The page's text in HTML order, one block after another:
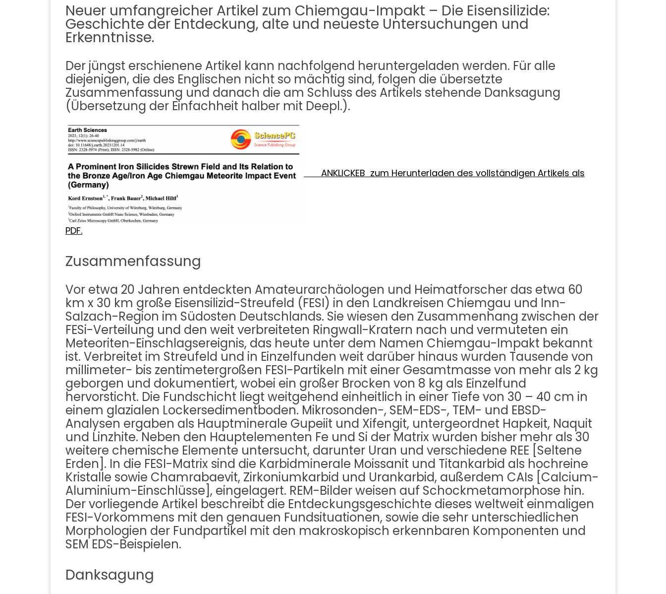
Neuer umfangreicher Artikel zum Chiemgau-Impakt – Die Eisensilizide:
Geschichte der Entdeckung, alte und neueste Untersuchungen und
Erkenntnisse.
Der jüngst erschienene Artikel kann nachfolgend heruntergeladen werden. Für alle
diejenigen, die des Englischen nicht so mächtig sind, folgen die übersetzte
Zusammenfassung und danach die am Schluss des Artikels stehende Danksagung
(Übersetzung der Einfachheit halber mit Deepl.).
ANKLICKEB zum Herunterladen des vollständigen Artikels als
PDF.
Zusammenfassung
Vor etwa 20 Jahren entdeckten Amateurarchäologen und Heimatforscher das etwa 60
km x 30 km große Eisensilizid-Streufeld (FESI) in den Landkreisen Chiemgau und Inn-
Salzach-Region im Südosten Deutschlands. Sie wiesen den Zusammenhang zwischen der
FESi-Verteilung und den weit verbreiteten Ringwall-Kratern nach und vermuteten ein
Meteoriten-Einschlagsereignis, das heute unter dem Namen Chiemgau-Impakt bekannt
ist. Verbreitet im Streufeld und in Einzelfunden weit darüber hinaus wurden Tausende von
millimeter- bis zentimetergroßen FESI-Partikeln mit einer Gesamtmasse von mehr als 2 kg
geborgen und dokumentiert, wobei ein großer Brocken von 8 kg als Einzelfund
hervorsticht. Die Fundschicht liegt weitgehend einheitlich in einer Tiefe von 30 – 40 cm in
einem glazialen Lockersedimentboden. Mikrosonden-, SEM-EDS-, TEM- und EBSD-
Analysen ergaben als Hauptminerale Gupeiit und Xifengit, untergeordnet Hapkeit, Naquit
und Linzhite. Neben den Hauptelementen Fe und Si der Matrix wurden bisher mehr als 30
weitere chemische Elemente untersucht, darunter Uran und verschiedene REE [Seltene
Erden]. In die FESI-Matrix sind die Karbidminerale Moissanit und Titankarbid als hochreine
Kristalle sowie Chamrabaevit, Zirkoniumkarbid und Urankarbid, außerdem CAIs [Calcium-
Aluminium-Einschlüsse], eingelagert. REM-Bilder weisen auf Schockmetamorphose hin.
Der vorliegende Artikel beschreibt die Entdeckungsgeschichte dieses weltweit einmaligen
FESI-Vorkommens mit den genauen Fundsituationen, sowie die sehr unterschiedlichen
Morphologien der Fundpartikel mit den makroskopisch erkennbaren Komponenten und
SEM EDS-Beispielen.
Danksagung